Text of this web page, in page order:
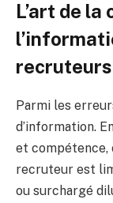
L’art de
recruteurs
Parmi les
d’information.
et compétence,
recruteur est
ou surchargé